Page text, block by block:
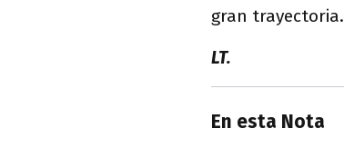
gran trayectoria.
LT.
En esta Nota